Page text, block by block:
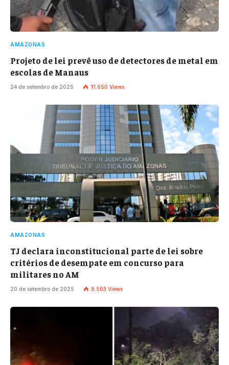
AMAZONAS
Projeto de lei prevê uso de detectores de metal em
escolas de Manaus
24 de setembro de 2025 11.650 Views
AMAZONAS
TJ declara inconstitucional parte de lei sobre
critérios de desempate em concurso para
militares no AM
20 de setembro de 2025 9.503 Views